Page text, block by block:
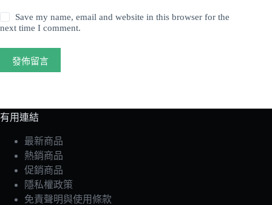
Save my name, email and website in this browser for the
next time I comment.
發佈留言
有用連結
最新商品
熱銷商品
促銷商品
隱私權政策
免責聲明與使用條款